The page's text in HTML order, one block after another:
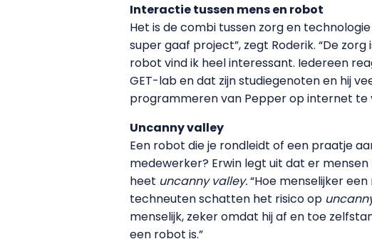
Interactie tussen mens en robot
Het is de combi tussen zorg en
super gaaf project”, zegt Roderik. “De
robot vind ik heel interessant. Iedereen
GET-lab en dat zijn studiegenoten en hij
programmeren van Pepper op internet te
Uncanny valley
Een robot die je rondleidt of een praatje
medewerker? Erwin legt uit dat er
heet uncanny valley.“Hoe menselijker
techneuten schatten het risico op
menselijk, zeker omdat hij af en toe
een robot is.”